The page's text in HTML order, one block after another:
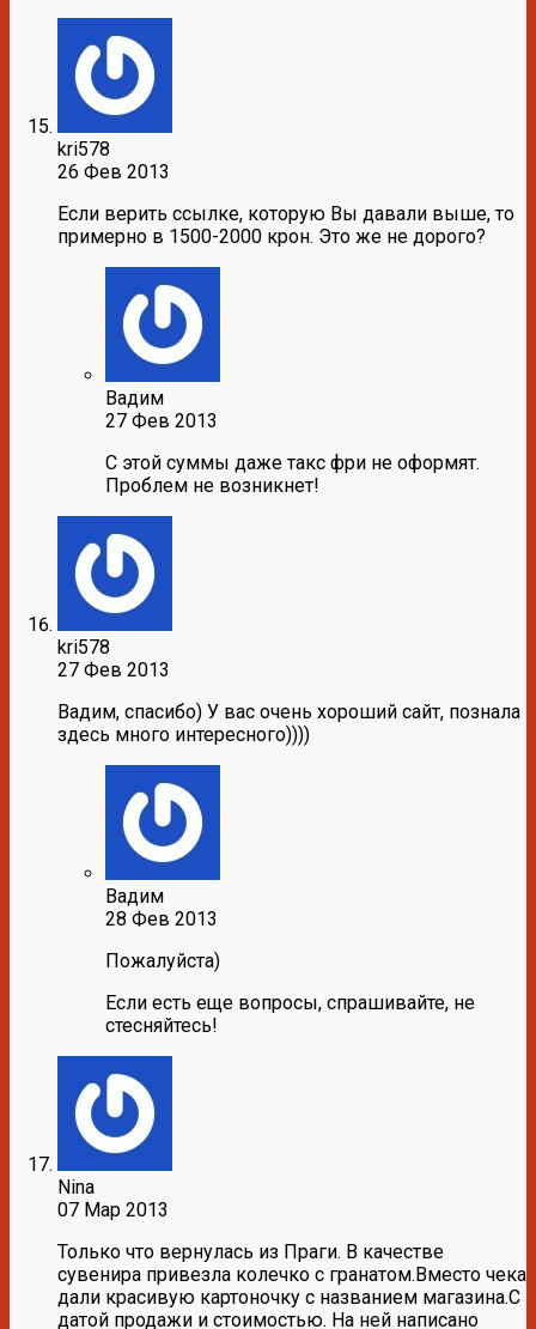
kri578
26 Фев 2013
Если верить ссылке, которую Вы давали выше, то
примерно в 1500-2000 крон. Это же не дорого?
Вадим
27 Фев 2013
С этой суммы даже такс фри не оформят.
Проблем не возникнет!
kri578
27 Фев 2013
Вадим, спасибо) У вас очень хороший сайт, познала
здесь много интересного))))
Вадим
28 Фев 2013
Пожалуйста)
Если есть еще вопросы, спрашивайте, не
стесняйтесь!
Nina
07 Мар 2013
Только что вернулась из Праги. В качестве
сувенира привезла колечко с гранатом.Вместо чека
дали красивую картоночку с названием магазина.С
датой продажи и стоимостью. На ней написано